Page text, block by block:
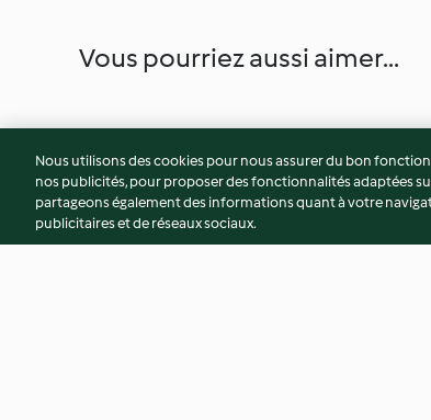
Vous pourriez aussi aimer...
Nous utilisons des cookies pour nous assurer du bon
nos publicités, pour proposer des fonctionnalités adaptées
partageons également des informations quant à votre
publicitaires et de réseaux sociaux.